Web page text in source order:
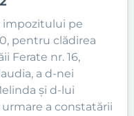
impozitului pe
pentru clădirea
Ferate nr. 16,
a d-nei
și d-lui
a constatării